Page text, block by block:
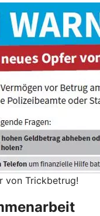
von Trickbetrug!